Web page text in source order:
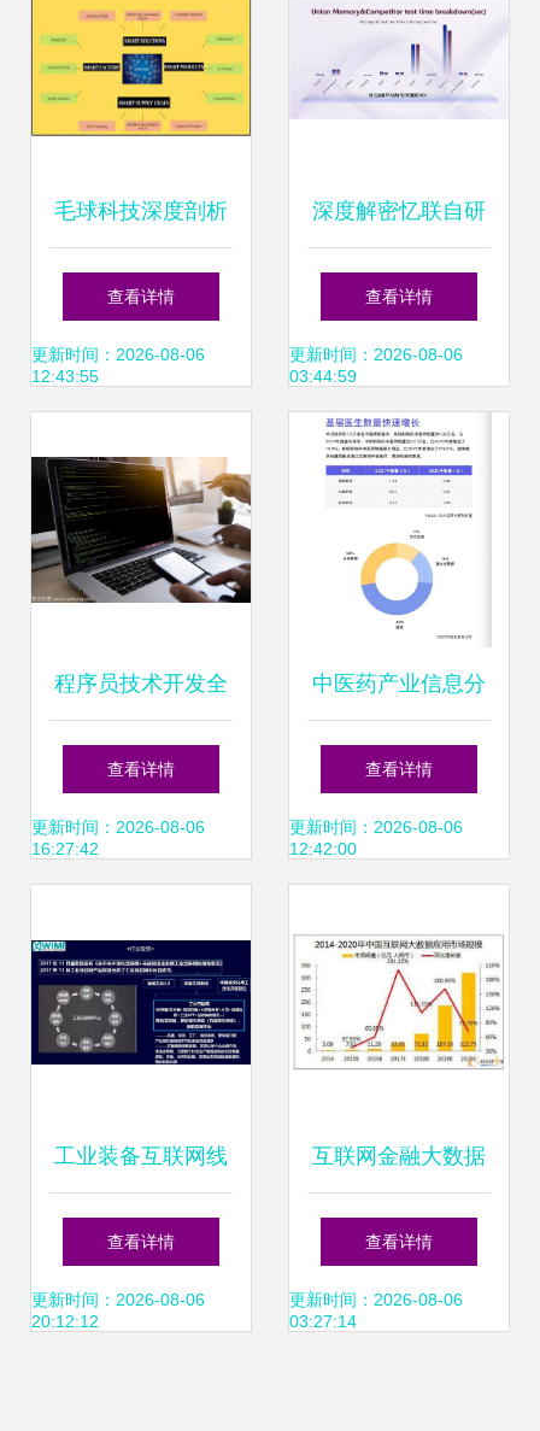
略合作，赋能互联
网数据服务
毛球科技深度剖析
工业4.0中区块链技
术的核心驱动力与
协同推动
查看详情
更新时间：2026-08-06
12:43:55
深度解密忆联自研
M.2 SLT系统 如何
高效平衡SSD测试
质量与效率
查看详情
更新时间：2026-08-06
03:44:59
程序员技术开发全
览 从编程到网页设
计
查看详情
更新时间：2026-08-06
16:27:42
中医药产业信息分
会发布《2021年互
联网+中医医疗数
时代中医发展新脉
动
查看详情
更新时间：2026-08-06
12:42:00
工业装备互联网线
上线下创新融合 让
数据真正成为生产
查看详情
更新时间：2026-08-06
20:12:12
互联网金融大数据
筑牢安全基石，赋
能智慧服务
查看详情
更新时间：2026-08-06
03:27:14